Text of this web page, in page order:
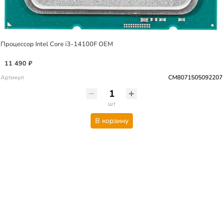
Процессор Intel Core i3-14100F OEM
11 490 ₽
Артикул CM8071505092207
шт
В корзину